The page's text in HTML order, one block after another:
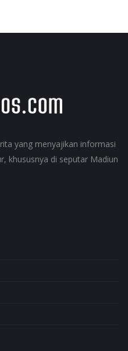
yang menyajikan informasi
khususnya di seputar Madiun